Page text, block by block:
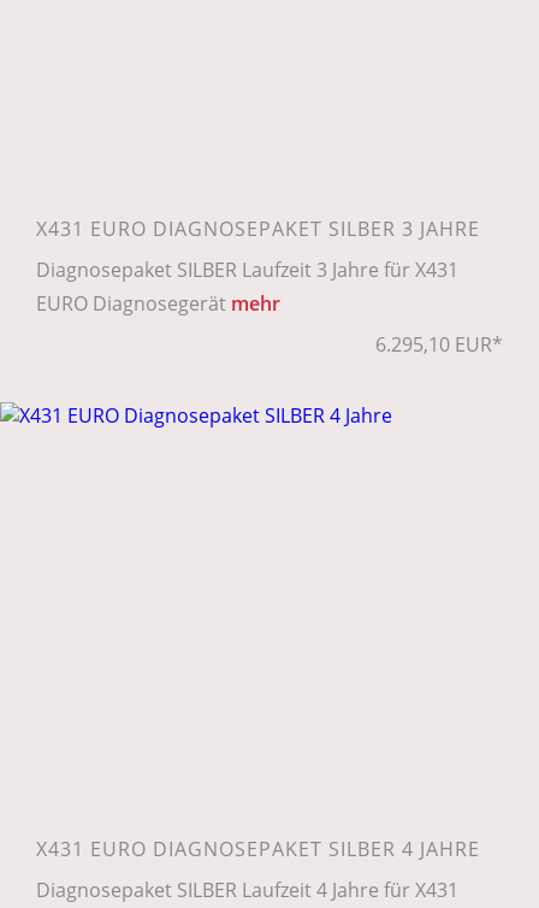
X431 EURO DIAGNOSEPAKET SILBER 3 JAHRE
Diagnosepaket SILBER Laufzeit 3 Jahre für X431
EURO Diagnosegerät mehr
6.295,10 EUR*
X431 EURO DIAGNOSEPAKET SILBER 4 JAHRE
Diagnosepaket SILBER Laufzeit 4 Jahre für X431